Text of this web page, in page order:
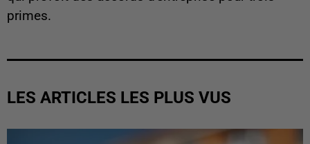
primes.
LES ARTICLES LES PLUS VUS